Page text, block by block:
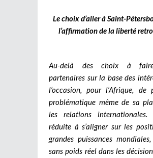
Le choix d’aller à Saint-
l’affirmation de la liberté
Au-delà des choix à
partenaires sur la base des
l’occasion, pour l’Afrique, de
problématique même de sa
les relations internationales.
réduite à s’aligner sur les
grandes puissances
sans poids réel dans les